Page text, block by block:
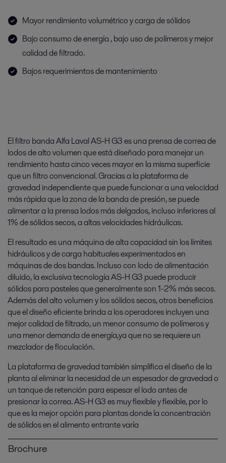
Mayor rendimiento volumétrico y carga de sólidos
Bajo consumo de energía , bajo uso de polímeros y mejor
calidad de filtrado.
Bajos requerimientos de mantenimiento
El filtro banda Alfa Laval AS-H G3 es una prensa de correa de
lodos de alto volumen que está diseñado para manejar un
rendimiento hasta cinco veces mayor en la misma superficie
que un filtro convencional. Gracias a la plataforma de
gravedad independiente que puede funcionar a una velocidad
más rápida que la zona de la banda de presión, se puede
alimentar a la prensa lodos más delgados, incluso inferiores al
1% de sólidos secos, a altas velocidades hidráulicas.
El resultado es una máquina de alta capacidad sin los límites
hidráulicos y de carga habituales experimentados en
máquinas de dos bandas. Incluso con lodo de alimentación
diluido, la exclusiva tecnología AS-H G3 puede producir
sólidos para pasteles que generalmente son 1-2% más secos.
Además del alto volumen y los sólidos secos, otros beneficios
que el diseño eficiente brinda a los operadores incluyen una
mejor calidad de filtrado, un menor consumo de polímeros y
una menor demanda de energía,ya que no se requiere un
mezclador de floculación.
La plataforma de gravedad también simplifica el diseño de la
planta al eliminar la necesidad de un espesador de gravedad o
un tanque de retención para espesar el lodo antes de
presionar la correa. AS-H G3 es muy flexible y flexible, por lo
que es la mejor opción para plantas donde la concentración
de sólidos en el alimento entrante varía
Brochure